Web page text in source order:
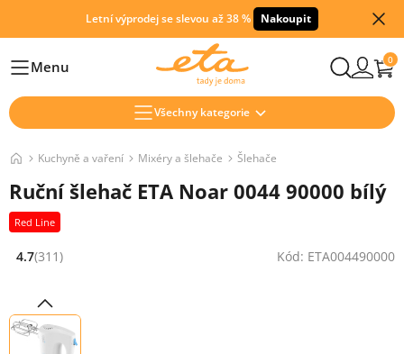
Letní výprodej se slevou až 38 % Nakoupit
HlavníMenu 0
Všechny kategorie
Kuchyně a vaření Mixéry a šlehače Šlehače
Ruční šlehač ETA Noar 0044 90000 bílý
Red Line
Hodnocení: 4.7 z 5 (311 recenzí)
4.7(311) Kód: ETA004490000